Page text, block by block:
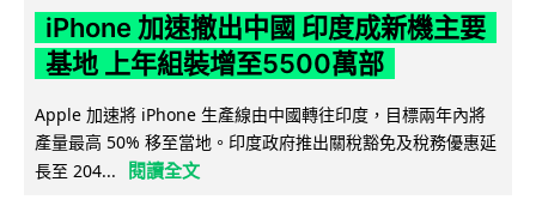
iPhone 加速撤出中國 印度成新機主要
基地 上年組裝增至5500萬部
Apple 加速將 iPhone 生產線由中國轉往印度，目標兩年內將
產量最高 50% 移至當地。印度政府推出關稅豁免及稅務優惠延
長至 204...
閱讀全文